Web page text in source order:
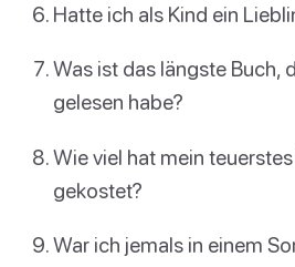
Hatte ich als Kind ein
Was ist das längste Buch,
gelesen habe?
Wie viel hat mein
gekostet?
War ich jemals in einem